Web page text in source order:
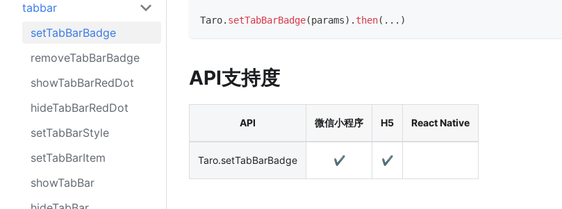
tabbar
setTabBarBadge
removeTabBarBadge
showTabBarRedDot
hideTabBarRedDot
setTabBarStyle
setTabBarItem
showTabBar
Taro. setTabBarBadge(params) . then( ... )
API支持度
API 微信小程序 H5 React Native
Taro.setTabBarBadge ✔️ ✔️